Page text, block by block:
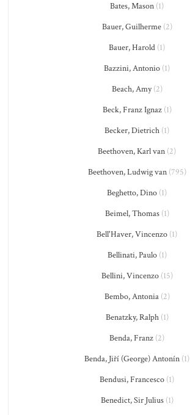
Bates, Mason (1)
Bauer, Guilherme(2)
Bauer, Harold (1)
Bazzini, Antonio (1)
Beach, Amy(2)
Beck, Franz Ignaz(1)
Becker, Dietrich (1)
Beethoven, Karl van (2)
Beethoven, Ludwig van(795)
Beghetto, Dino (1)
Beimel, Thomas(1)
Bell'Haver, Vincenzo (1)
Bellinati, Paulo(1)
Bellini, Vincenzo(15)
Bembo, Antonia(2)
Benatzky, Ralph(1)
Benda, Franz (2)
Benda, Jiří (George) Antonín (1)
Bendusi, Francesco (1)
Benedict, Sir Julius(1)